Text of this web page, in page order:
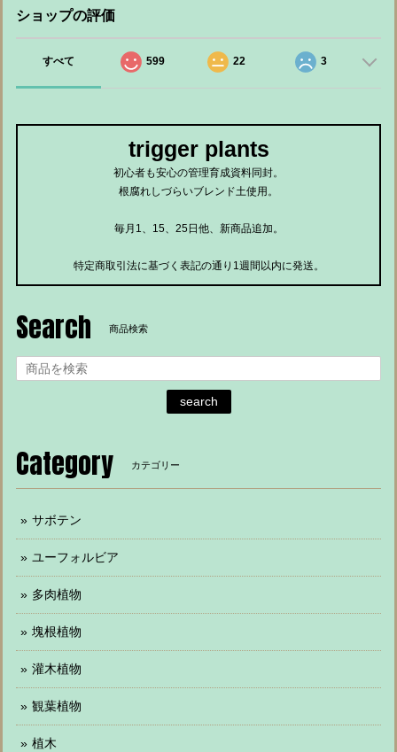
ショップの評価
すべて 599 22 3
trigger plants
初心者も安心の管理育成資料同封。
根腐れしづらいブレンド土使用。
毎月1、15、25日他、新商品追加。
特定商取引法に基づく表記の通り1週間以内に発送。
Search 商品検索
search
Category カテゴリー
サボテン
ユーフォルビア
多肉植物
塊根植物
灌木植物
観葉植物
植木